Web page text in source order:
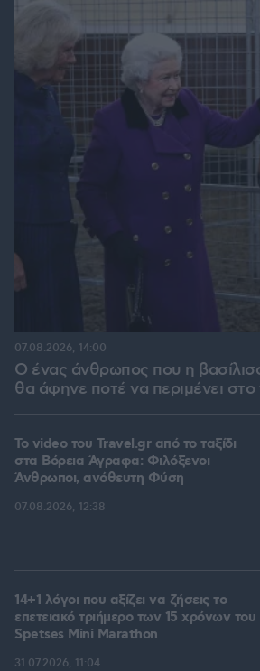
Ο ένας άνθρωπος που η
θα άφηνε ποτέ να περιμένει
07.08.2026, 14:00
To video του Travel.gr από το ταξίδι
στα Βόρεια Άγραφα: Φιλόξενοι
Άνθρωποι, ανόθευτη Φύση
07.08.2026, 12:38
14+1 λόγοι που αξίζει να ζήσεις το
επετειακό τριήμερο των 15 χρόνων του
Spetses Mini Marathon
31.07.2026, 11:04